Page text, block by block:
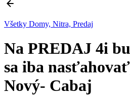
Všetky Domy, Nitra, Predaj
Na PREDAJ 4i
sa iba
Nový- Cabaj